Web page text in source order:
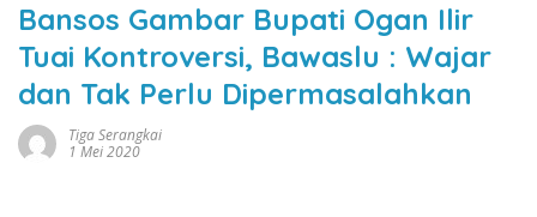
Bansos Gambar Bupati Ogan Ilir
Tuai Kontroversi, Bawaslu : Wajar
dan Tak Perlu Dipermasalahkan
Tiga Serangkai
1 Mei 2020